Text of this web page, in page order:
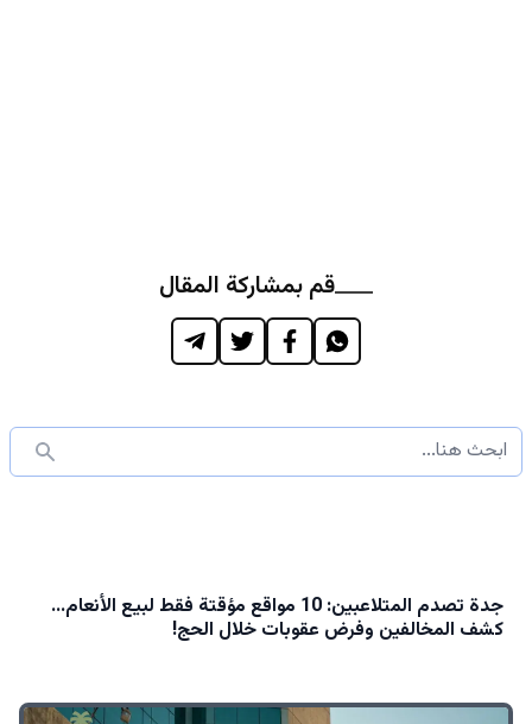
قم بمشاركة المقال
جدة تصدم المتلاعبين: 10 مواقع مؤقتة فقط لبيع الأنعام…
كشف المخالفين وفرض عقوبات خلال الحج!